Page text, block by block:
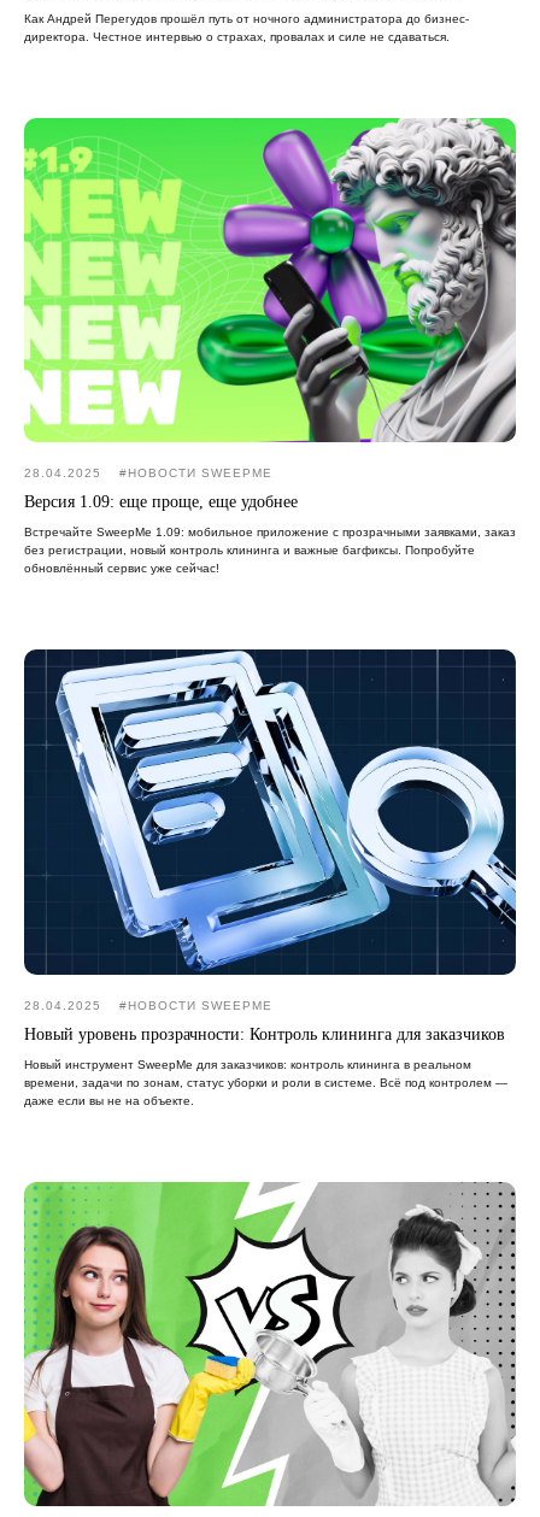
Как Андрей Перегудов прошёл путь от ночного администратора до бизнес-
директора. Честное интервью о страхах, провалах и силе не сдаваться.
28.04.2025 #НОВОСТИ SWEEPME
Версия 1.09: еще проще, еще удобнее
Встречайте SweepMe 1.09: мобильное приложение с прозрачными заявками, заказ
без регистрации, новый контроль клининга и важные багфиксы. Попробуйте
обновлённый сервис уже сейчас!
28.04.2025 #НОВОСТИ SWEEPME
Новый уровень прозрачности: Контроль клининга для заказчиков
Новый инструмент SweepMe для заказчиков: контроль клининга в реальном
времени, задачи по зонам, статус уборки и роли в системе. Всё под контролем —
даже если вы не на объекте.